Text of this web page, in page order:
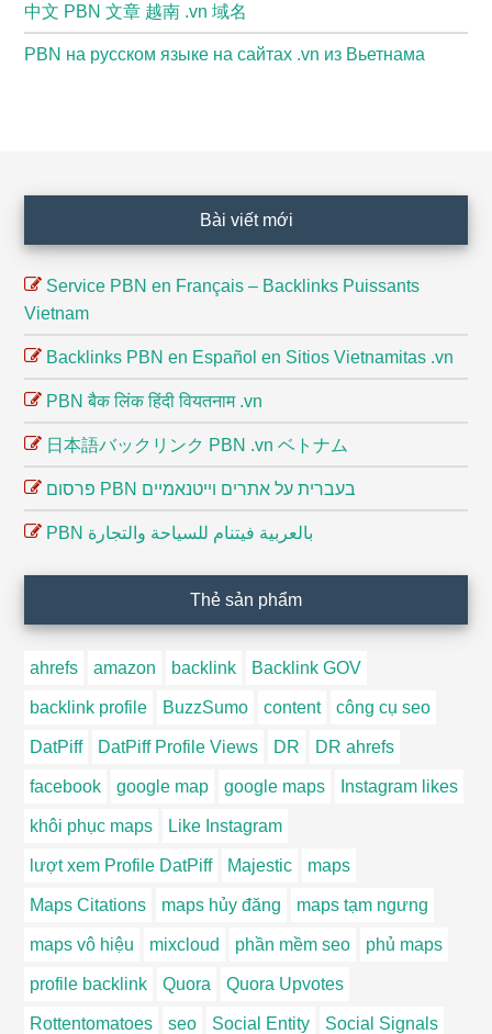
中文 PBN 文章 越南 .vn 域名
PBN на русском языке на сайтах .vn из Вьетнама
Bài viết mới
Service PBN en Français – Backlinks Puissants
Vietnam
Backlinks PBN en Español en Sitios Vietnamitas .vn
PBN बैक लिंक हिंदी वियतनाम .vn
日本語バックリンク PBN .vn ベトナム
פרסום PBN בעברית על אתרים וייטנאמיים
PBN بالعربية فيتنام للسياحة والتجارة
Thẻ sản phẩm
ahrefs amazon backlink Backlink GOV
backlink profile BuzzSumo content công cụ seo
DatPiff DatPiff Profile Views DR DR ahrefs
facebook google map google maps Instagram likes
khôi phục maps Like Instagram
lượt xem Profile DatPiff Majestic maps
Maps Citations maps hủy đăng maps tạm ngưng
maps vô hiệu mixcloud phần mềm seo phủ maps
profile backlink Quora Quora Upvotes
Rottentomatoes seo Social Entity Social Signals